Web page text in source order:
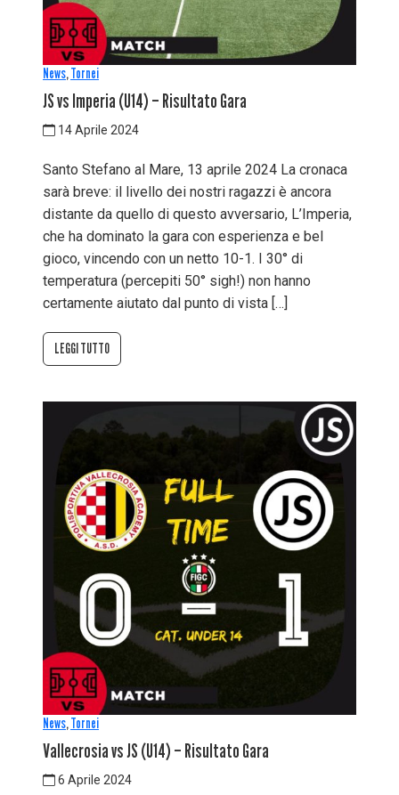
News,Tornei
JS vs Imperia (U14) – Risultato Gara
14 Aprile 2024
Santo Stefano al Mare, 13 aprile 2024 La cronaca
sarà breve: il livello dei nostri ragazzi è ancora
distante da quello di questo avversario, L’Imperia,
che ha dominato la gara con esperienza e bel
gioco, vincendo con un netto 10-1. I 30° di
temperatura (percepiti 50° sigh!) non hanno
certamente aiutato dal punto di vista […]
LEGGI TUTTO
News,Tornei
Vallecrosia vs JS (U14) – Risultato Gara
6 Aprile 2024